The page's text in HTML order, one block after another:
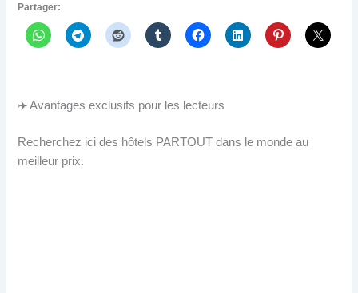
Partager:
✈️ Avantages exclusifs pour les lecteurs
Recherchez ici des hôtels PARTOUT dans le monde au
meilleur prix.